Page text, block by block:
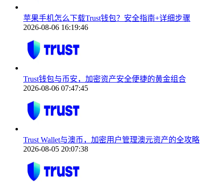
苹果手机怎么下载Trust钱包？安全指南+详细步骤
2026-08-06 16:19:46
Trust钱包与币安，加密资产安全便捷的黄金组合
2026-08-06 07:47:45
Trust Wallet与澳币，加密用户管理澳元资产的全攻略
2026-08-05 20:07:38